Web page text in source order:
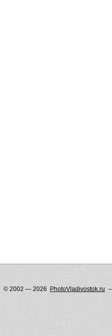
© 2002 — 2026 PhotoVladivostok.ru